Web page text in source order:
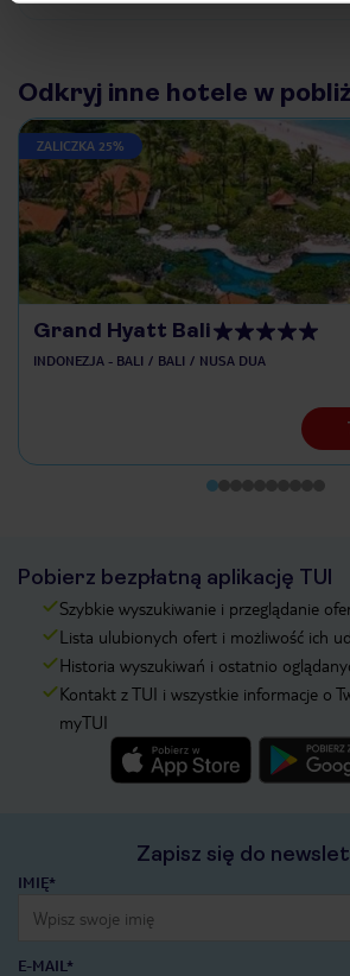
Odkryj inne hotele w
ZALICZKA 25%
Grand Hyatt Bali
INDONEZJA - BALI BALI NUSA DUA
Pobierz bezpłatną aplikację TUI
Szybkie wyszukiwanie i przeglądanie
Lista ulubionych ofert i możliwość ich
Historia wyszukiwań i ostatnio
Kontakt z TUI i wszystkie informacje o
myTUI
Zapisz się do
IMIĘ*
E-MAIL*